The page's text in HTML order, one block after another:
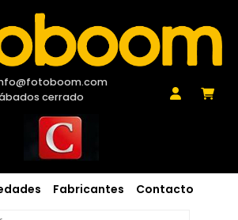
cerrado
Fabricantes Contacto